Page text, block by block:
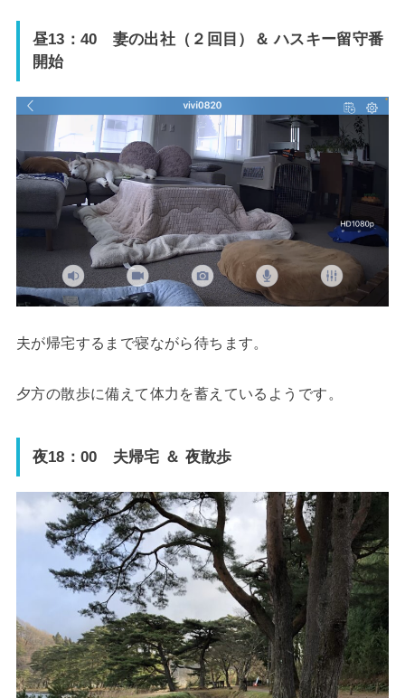
昼13：40 妻の出社（２回目）＆ ハスキー留守番
開始
夫が帰宅するまで寝ながら待ちます。
夕方の散歩に備えて体力を蓄えているようです。
夜18：00 夫帰宅 ＆ 夜散歩